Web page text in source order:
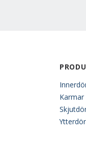
Karmar